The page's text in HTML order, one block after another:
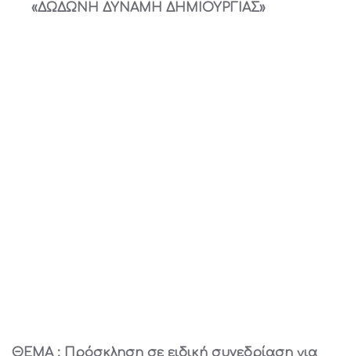
«ΔΩΔΩΝΗ ΔΥΝΑΜΗ ΔΗΜΙΟΥΡΓΙΑΣ»
ΘΕΜΑ : Πρόσκληση σε ειδική συνεδρίαση για